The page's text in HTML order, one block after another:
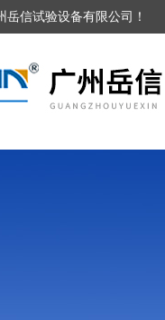
岳信试验设备有限公司！